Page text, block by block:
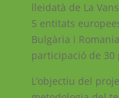
lleidatà de La
5 entitats
Bulgària i
participació de 30
L’objectiu del